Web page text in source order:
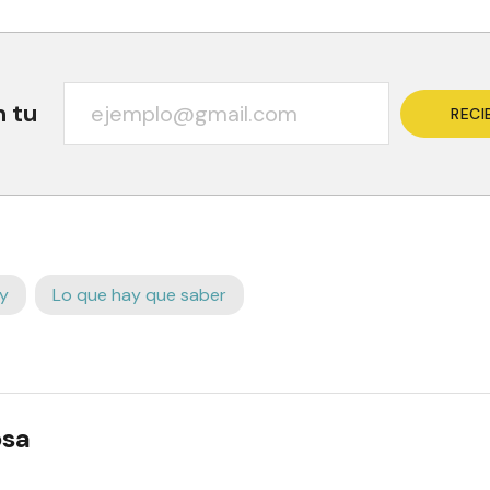
tu
Lo que hay que saber